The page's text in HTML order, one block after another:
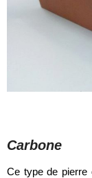
Carbone
Ce type de pierre